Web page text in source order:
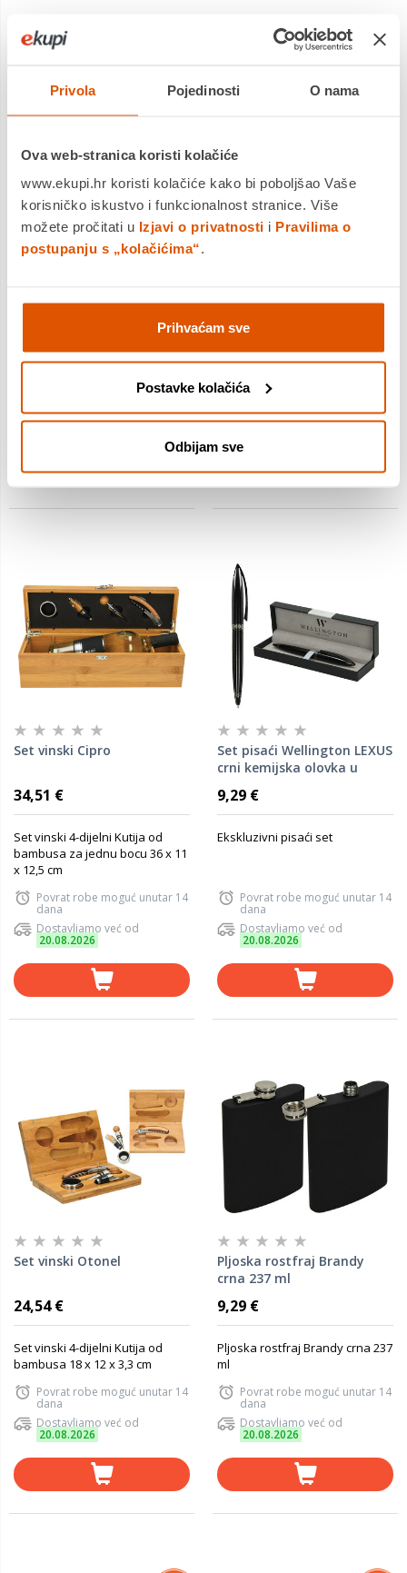
Privola Pojedinosti O nama
Ova web-stranica koristi kolačiće
www.ekupi.hr koristi kolačiće kako bi poboljšao Vaše
korisničko iskustvo i funkcionalnost stranice. Više
možete pročitati u Izjavi o privatnosti i Pravilima o
postupanju s „kolačićima“.
Prihvaćam sve
Postavke kolačića
Odbijam sve
Poklon set, bilježnica A5 s
kopčom i olovkom, siva
11,98 €
magnetskom kopčom prikladna
napomena ili važnijih zapisa. U
kompletu s kemijskom olo...
Povrat robe moguć unutar 14
Dostavljamo već od
Poklon set, bilježnica A5 s
kopčom i olovkom, bež
magnetskom kopčom prikladna
napomena ili važnijih zapisa. U
kompletu s kemijskom olo...
Povrat robe moguć unutar 14
dana
Dostavljamo već od
Set vinski Cipro
34,51 €
Set vinski 4-dijelni Kutija od
bambusa za jednu bocu 36 x 11
x 12,5 cm
Povrat robe moguć unutar 14
dana
Dostavljamo već od
20.08.2026
Set pisaći Wellington LEXUS
crni kemijska olovka u
9,29 €
Ekskluzivni pisaći set
Povrat robe moguć unutar 14
dana
Dostavljamo već od
20.08.2026
Set vinski Otonel
24,54 €
Set vinski 4-dijelni Kutija od
bambusa 18 x 12 x 3,3 cm
Povrat robe moguć unutar 14
dana
Dostavljamo već od
20.08.2026
Pljoska rostfraj Brandy
crna 237 ml
9,29 €
Pljoska rostfraj Brandy crna 237
ml
Povrat robe moguć unutar 14
dana
Dostavljamo već od
20.08.2026